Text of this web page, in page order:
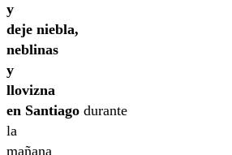
y
deje niebla,
neblinas
y
llovizna
en Santiago durante
la
mañana